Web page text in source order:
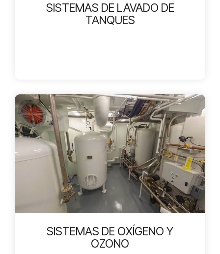
SISTEMAS DE LAVADO DE
TANQUES
SISTEMAS DE OXÍGENO Y
OZONO